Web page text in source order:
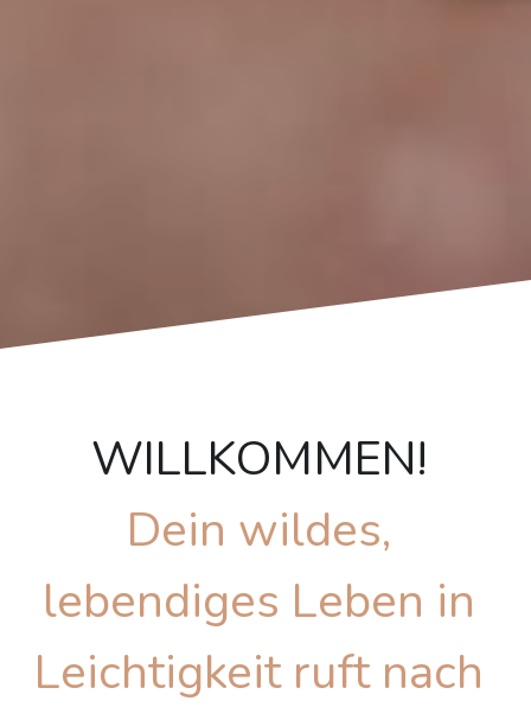
WILLKOMMEN!
Dein wildes,
lebendiges Leben in
Leichtigkeit ruft nach